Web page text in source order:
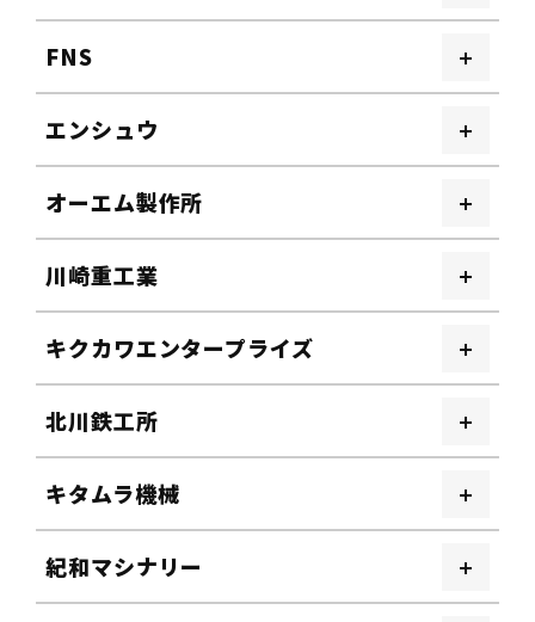
FNS
エンシュウ
オーエム製作所
川崎重工業
キクカワエンタープライズ
北川鉄工所
キタムラ機械
紀和マシナリー